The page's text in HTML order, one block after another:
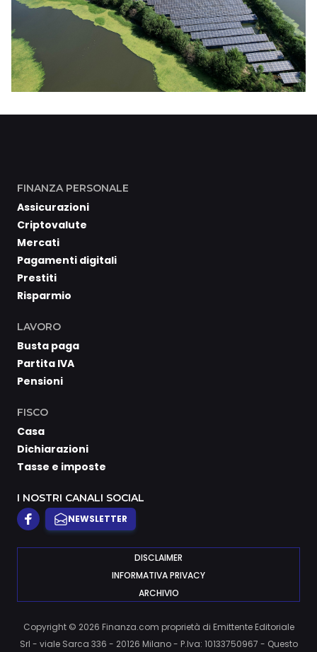
FINANZA PERSONALE
Assicurazioni
Criptovalute
Mercati
Pagamenti digitali
Prestiti
Risparmio
LAVORO
Busta paga
Partita IVA
Pensioni
FISCO
Casa
Dichiarazioni
Tasse e imposte
I NOSTRI CANALI SOCIAL
NEWSLETTER
DISCLAIMER
INFORMATIVA PRIVACY
ARCHIVIO
Copyright © 2026 Finanza.com proprietà di Emittente Editoriale
Srl - viale Sarca 336 - 20126 Milano - P.Iva: 10133750967 - Questo